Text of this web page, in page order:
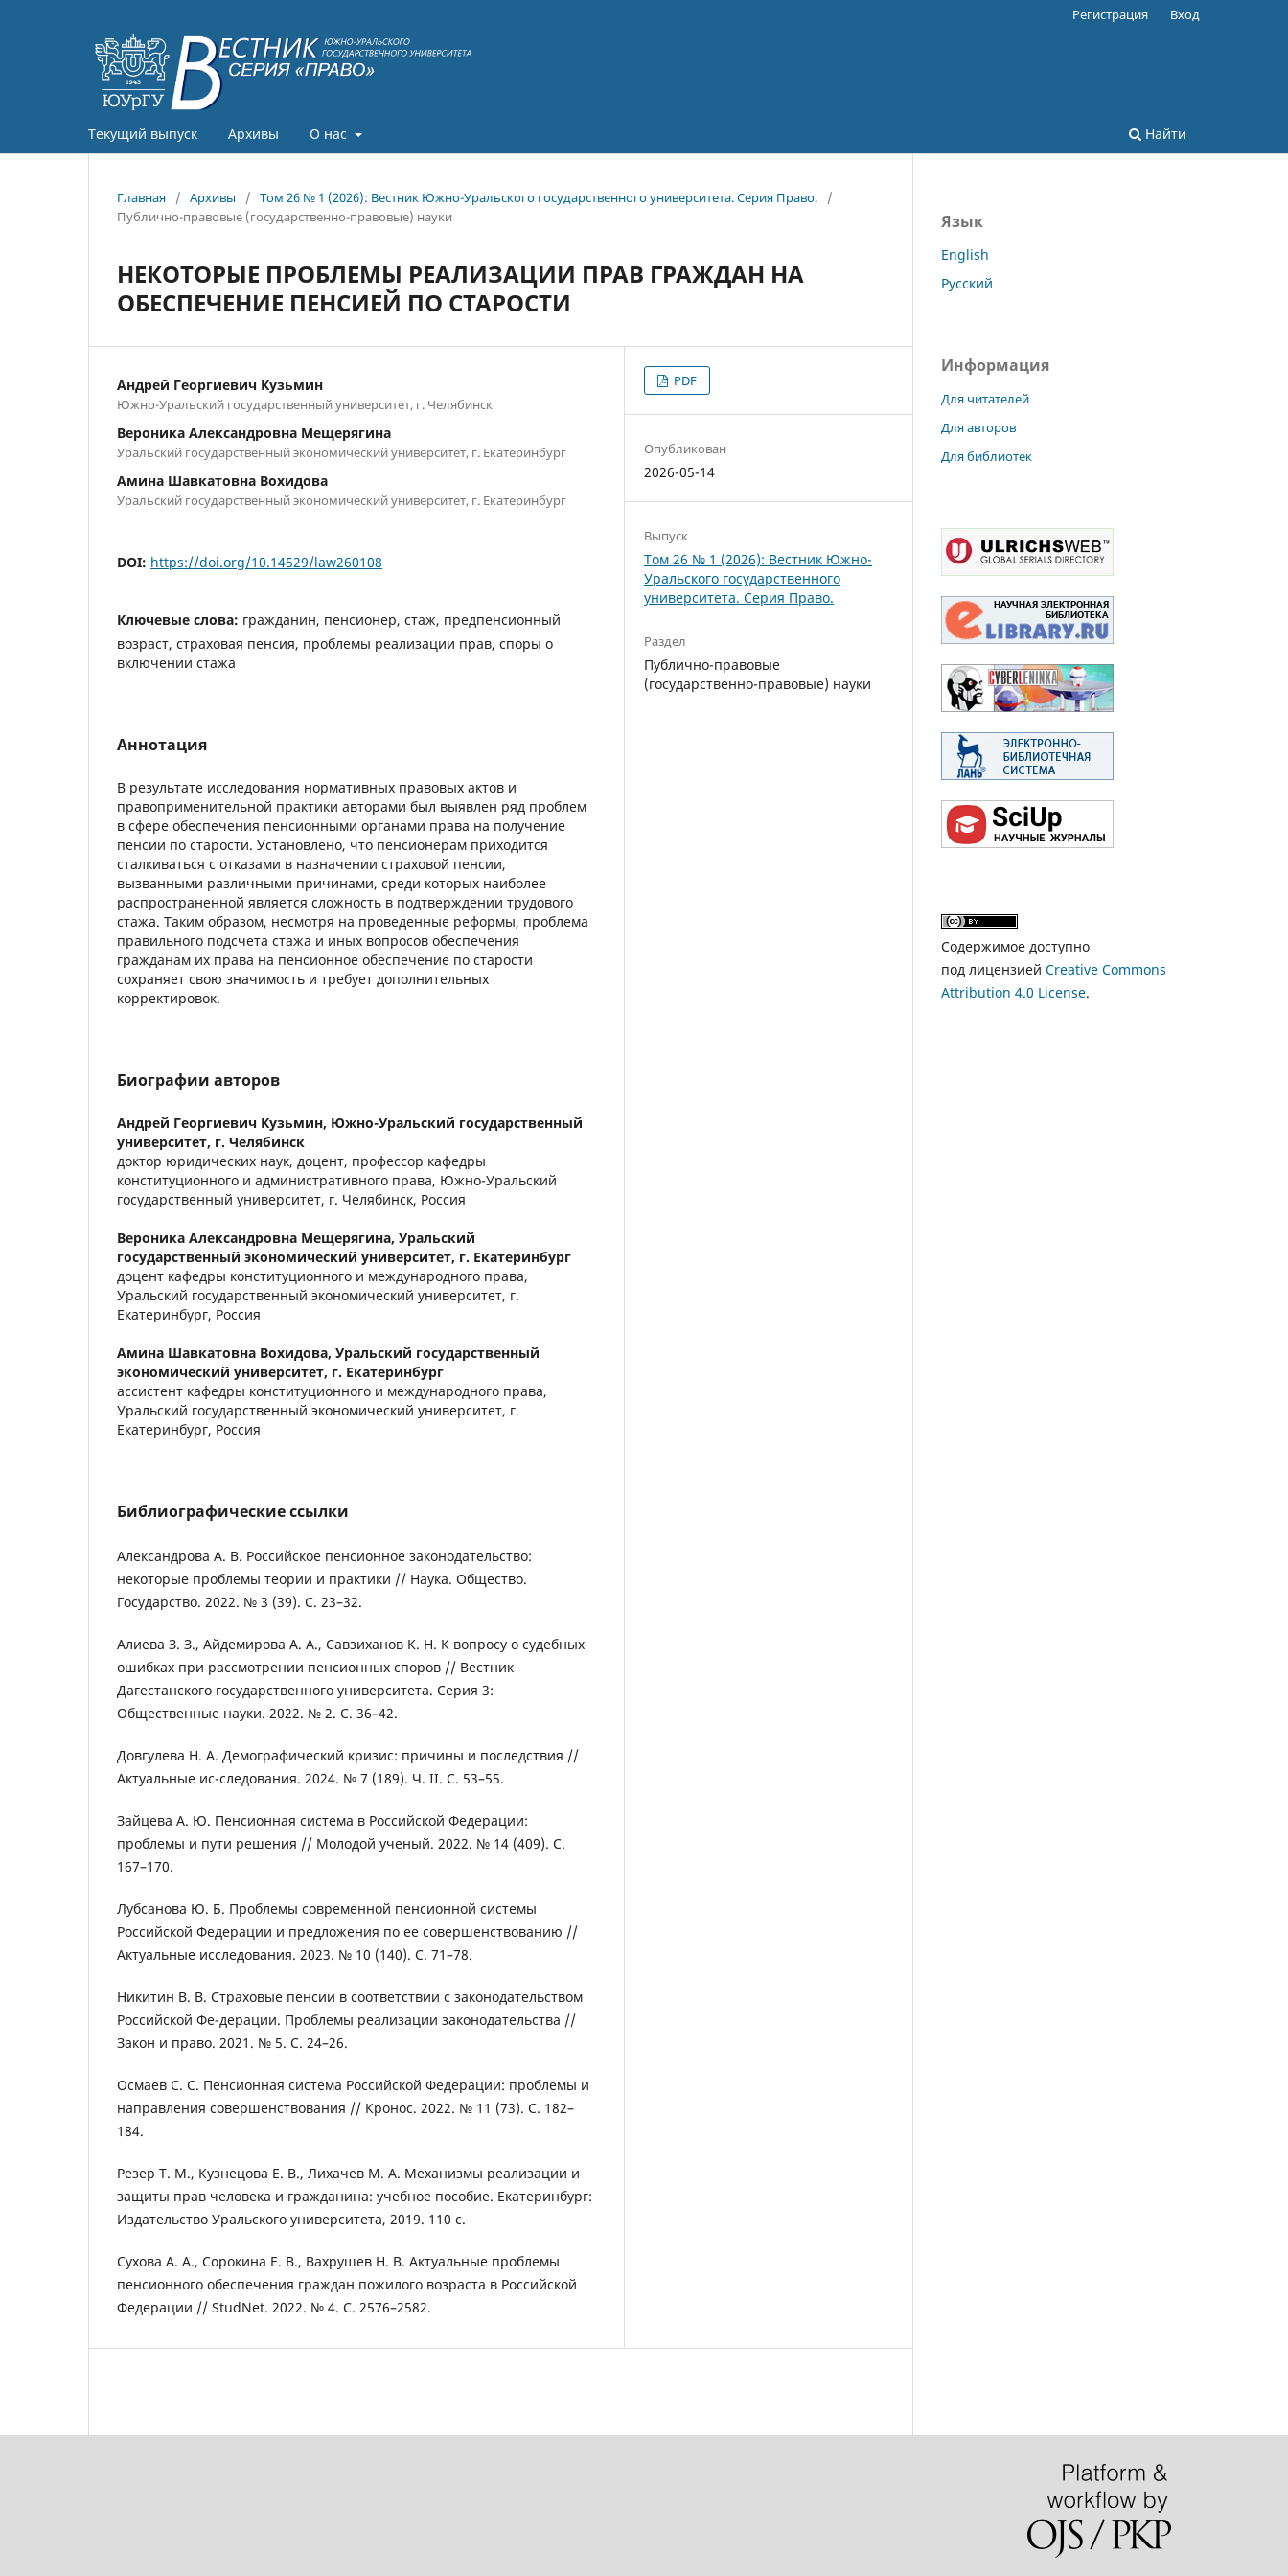
Текущий выпуск Архивы О нас Найти
Регистрация Вход
Главная / Архивы / Том 26 № 1 (2026): Вестник Южно-Уральского государственного университета. Серия Право.
/
Публично-правовые (государственно-правовые) науки
НЕКОТОРЫЕ ПРОБЛЕМЫ РЕАЛИЗАЦИИ ПРАВ ГРАЖДАН НА
ОБЕСПЕЧЕНИЕ ПЕНСИЕЙ ПО СТАРОСТИ
Андрей Георгиевич Кузьмин
Южно-Уральский государственный университет, г. Челябинск
Вероника Александровна Мещерягина
Уральский государственный экономический университет, г. Екатеринбург
Амина Шавкатовна Вохидова
Уральский государственный экономический университет, г. Екатеринбург
DOI: https://doi.org/10.14529/law260108
Ключевые слова: гражданин, пенсионер, стаж, предпенсионный
возраст, страховая пенсия, проблемы реализации прав, споры о
включении стажа
Аннотация
В результате исследования нормативных правовых актов и
правоприменительной практики авторами был выявлен ряд проблем
в сфере обеспечения пенсионными органами права на получение
пенсии по старости. Установлено, что пенсионерам приходится
сталкиваться с отказами в назначении страховой пенсии,
вызванными различными причинами, среди которых наиболее
распространенной является сложность в подтверждении трудового
стажа. Таким образом, несмотря на проведенные реформы, проблема
правильного подсчета стажа и иных вопросов обеспечения
гражданам их права на пенсионное обеспечение по старости
сохраняет свою значимость и требует дополнительных
корректировок.
Биографии авторов
Андрей Георгиевич Кузьмин, Южно-Уральский государственный
университет, г. Челябинск
доктор юридических наук, доцент, профессор кафедры
конституционного и административного права, Южно-Уральский
государственный университет, г. Челябинск, Россия
Вероника Александровна Мещерягина, Уральский
государственный экономический университет, г. Екатеринбург
доцент кафедры конституционного и международного права,
Уральский государственный экономический университет, г.
Екатеринбург, Россия
Амина Шавкатовна Вохидова, Уральский государственный
экономический университет, г. Екатеринбург
ассистент кафедры конституционного и международного права,
Уральский государственный экономический университет, г.
Екатеринбург, Россия
Библиографические ссылки
Александрова А. В. Российское пенсионное законодательство:
некоторые проблемы теории и практики // Наука. Общество.
Государство. 2022. № 3 (39). С. 23–32.
Алиева З. З., Айдемирова А. А., Савзиханов К. Н. К вопросу о судебных
ошибках при рассмотрении пенсионных споров // Вестник
Дагестанского государственного университета. Серия 3:
Общественные науки. 2022. № 2. С. 36–42.
Довгулева Н. А. Демографический кризис: причины и последствия //
Актуальные ис-следования. 2024. № 7 (189). Ч. II. С. 53–55.
Зайцева А. Ю. Пенсионная система в Российской Федерации:
проблемы и пути решения // Молодой ученый. 2022. № 14 (409). С.
167–170.
Лубсанова Ю. Б. Проблемы современной пенсионной системы
Российской Федерации и предложения по ее совершенствованию //
Актуальные исследования. 2023. № 10 (140). С. 71–78.
Никитин В. В. Страховые пенсии в соответствии с законодательством
Российской Фе-дерации. Проблемы реализации законодательства //
Закон и право. 2021. № 5. С. 24–26.
Осмаев С. С. Пенсионная система Российской Федерации: проблемы и
направления совершенствования // Кронос. 2022. № 11 (73). С. 182–
184.
Резер Т. М., Кузнецова Е. В., Лихачев М. А. Механизмы реализации и
защиты прав человека и гражданина: учебное пособие. Екатеринбург:
Издательство Уральского университета, 2019. 110 с.
Сухова А. А., Сорокина Е. В., Вахрушев Н. В. Актуальные проблемы
пенсионного обеспечения граждан пожилого возраста в Российской
Федерации // StudNet. 2022. № 4. С. 2576–2582.
PDF
Опубликован
2026-05-14
Выпуск
Том 26 № 1 (2026): Вестник Южно-
Уральского государственного
университета. Серия Право.
Раздел
Публично-правовые
(государственно-правовые) науки
Язык
English
Русский
Информация
Для читателей
Для авторов
Для библиотек
Содержимое доступно
под лицензией Creative Commons
Attribution 4.0 License.